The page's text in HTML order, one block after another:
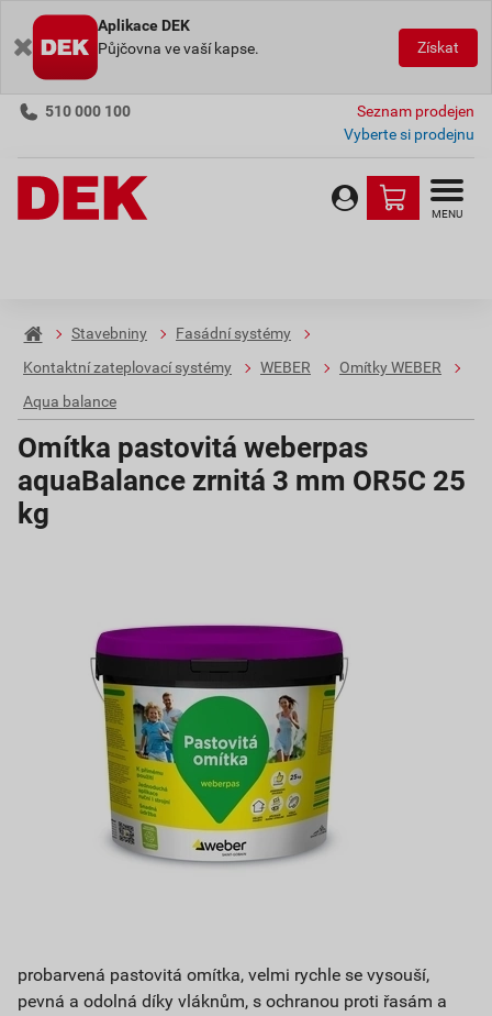
Aplikace DEK
Půjčovna ve vaší kapse.
Získat
510 000 100
Seznam prodejen
Vyberte si prodejnu
MENU
Stavebniny
Fasádní systémy
Kontaktní zateplovací systémy
WEBER
Omítky WEBER
Aqua balance
Omítka pastovitá weberpas
aquaBalance zrnitá 3 mm OR5C 25
kg
probarvená pastovitá omítka, velmi rychle se vysouší,
pevná a odolná díky vláknům, s ochranou proti řasám a